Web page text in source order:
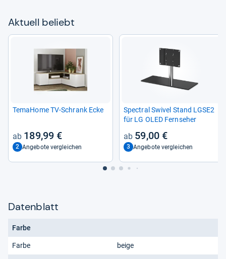
Aktu­ell beliebt
Tema­Home TV-​Schrank Ecke
189,99 €
2 Angebote vergleichen
Spec­tral Swi­vel Stand LGSE2
für LG OLED Fern­se­her
59,00 €
3 Angebote vergleichen
Datenblatt
Farbe
Farbe beige